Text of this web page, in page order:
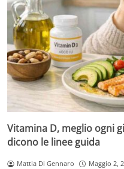
Vitamina D, meglio ogni
dicono le linee guida
Mattia Di Gennaro Maggio 2,